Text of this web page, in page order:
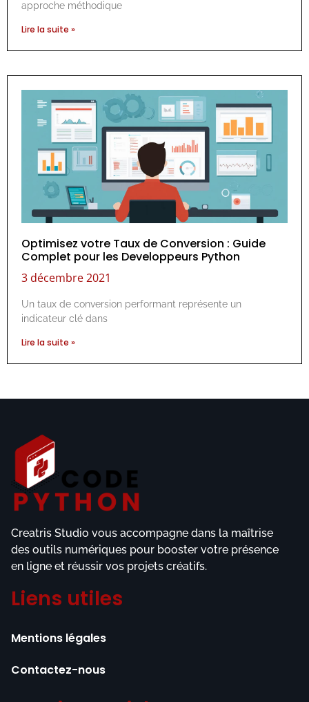
approche méthodique
Lire la suite »
Optimisez votre Taux de Conversion : Guide
Complet pour les Developpeurs Python
3 décembre 2021
Un taux de conversion performant représente un
indicateur clé dans
Lire la suite »
Creatris Studio vous accompagne dans la maîtrise
des outils numériques pour booster votre présence
en ligne et réussir vos projets créatifs.
Liens utiles
Mentions légales
Contactez-nous